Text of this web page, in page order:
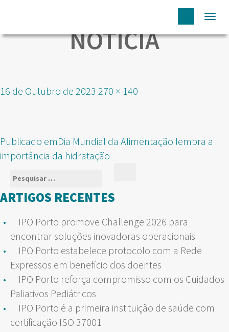
NOTICIA
Publicado
16 de Outubro de 2023 Tamanho
270 × 140
NAVEGAÇÃO
DE
ARTIGOS
Publicado emDia Mundial da Alimentação lembra a
importância da hidratação
Pesquisar
por:
ARTIGOS RECENTES
IPO Porto promove Challenge 2026 para
encontrar soluções inovadoras operacionais
IPO Porto estabelece protocolo com a Rede
Expressos em benefício dos doentes
IPO Porto reforça compromisso com os Cuidados
Paliativos Pediátricos
IPO Porto é a primeira instituição de saúde com
certificação ISO 37001